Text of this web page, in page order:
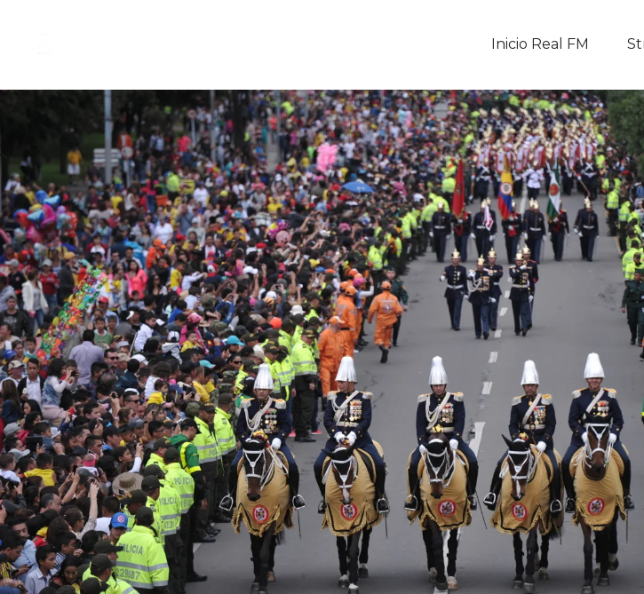
Inicio Real FM
En Vivo
Descarga La APP
Programas
Noticias
Equipo
Sobre Nosotros
Contactos